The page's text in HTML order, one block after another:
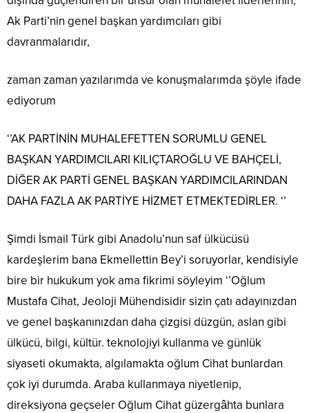
Ak Parti’nin genel başkan yardımcıları gibi
davranmalarıdır,
zaman zaman yazılarımda ve konuşmalarımda şöyle ifade
ediyorum
‘’AK PARTİNİN MUHALEFETTEN SORUMLU GENEL
BAŞKAN YARDIMCILARI KILIÇTAROĞLU VE BAHÇELİ,
DİĞER AK PARTİ GENEL BAŞKAN YARDIMCILARINDAN
DAHA FAZLA AK PARTİYE HİZMET ETMEKTEDİRLER. ‘’
Şimdi İsmail Türk gibi Anadolu’nun saf ülkücüsü
kardeşlerim bana Ekmellettin Bey’i soruyorlar, kendisiyle
bire bir hukukum yok ama fikrimi söyleyim ‘’Oğlum
Mustafa Cihat, Jeoloji Mühendisidir sizin çatı adayınızdan
ve genel başkanınızdan daha çizgisi düzgün, aslan gibi
ülkücü, bilgi, kültür. teknolojiyi kullanma ve günlük
siyaseti okumakta, algılamakta oğlum Cihat bunlardan
çok iyi durumda. Araba kullanmaya niyetlenip,
direksiyona geçseler Oğlum Cihat güzergâhta bunlara